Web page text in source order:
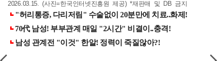
2026.03.15. (사진=한국인터넷진흥원 제공) *재판매 및 DB 금지